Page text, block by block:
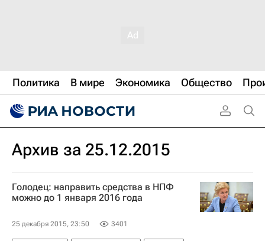
Политика В мире Экономика Общество
Архив за 25.12.2015
Голодец: направить средства в НПФ
можно до 1 января 2016 года
25 декабря 2015, 23:50 3401